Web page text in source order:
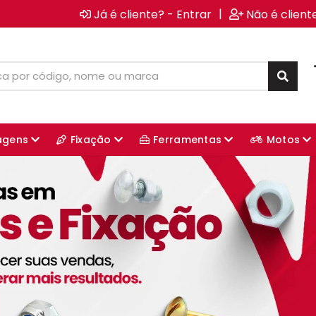
Já é cliente? - Entrar | Não é
Fixação Ferramentas Motos